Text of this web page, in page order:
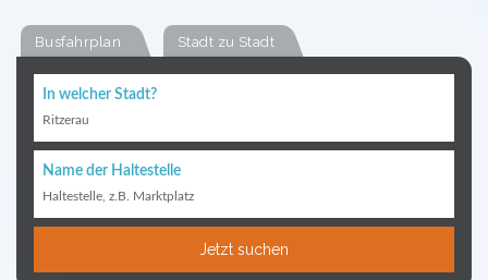
Busfahrplan Stadt zu Stadt
In welcher Stadt?
Ritzerau
Name der Haltestelle
Haltestelle, z.B. Marktplatz
Jetzt suchen